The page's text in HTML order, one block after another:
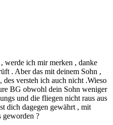
werde ich mir merken , danke
. Aber das mit deinem Sohn ,
des versteh ich auch nicht .Wieso
BG obwohl dein Sohn weniger
und die fliegen nicht raus aus
dich dagegen gewährt , mit
geworden ?